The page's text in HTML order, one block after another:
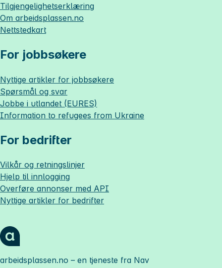
Tilgjengelighetserklæring
Om arbeidsplassen.no
Nettstedkart
For jobbsøkere
Nyttige artikler for jobbsøkere
Spørsmål og svar
Jobbe i utlandet (EURES)
Information to refugees from Ukraine
For bedrifter
Vilkår og retningslinjer
Hjelp til innlogging
Overføre annonser med API
Nyttige artikler for bedrifter
arbeidsplassen.no – en tjeneste fra Nav